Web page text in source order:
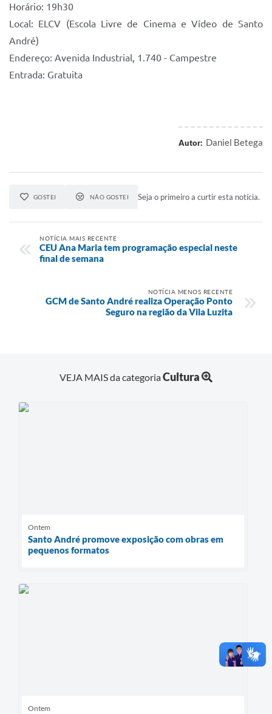
Horário: 19h30
Local: ELCV (Escola Livre de Cinema e Vídeo de Santo
André)
Endereço: Avenida Industrial, 1.740 - Campestre
Entrada: Gratuita
Autor: Daniel Betega
GOSTEI NÃO GOSTEI Seja o primeiro a curtir esta notícia.
NOTÍCIA MAIS RECENTE
CEU Ana Maria tem programação especial neste
final de semana
NOTÍCIA MENOS RECENTE
GCM de Santo André realiza Operação Ponto
Seguro na região da Vila Luzita
VEJA MAIS da categoriaCultura
Ontem
Santo André promove exposição com obras em
pequenos formatos
Ontem